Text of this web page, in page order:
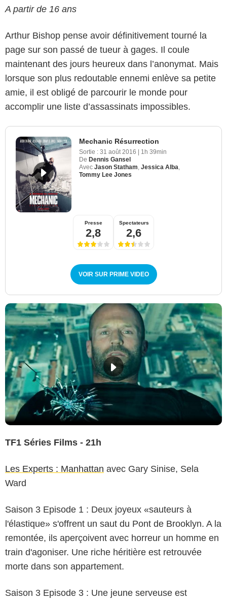
A partir de 16 ans
Arthur Bishop pense avoir définitivement tourné la
page sur son passé de tueur à gages. Il coule
maintenant des jours heureux dans l’anonymat. Mais
lorsque son plus redoutable ennemi enlève sa petite
amie, il est obligé de parcourir le monde pour
accomplir une liste d’assassinats impossibles.
Mechanic Résurrection
Sortie : 31 août 2016 | 1h 39min
De Dennis Gansel
Avec Jason Statham Jessica Alba
Tommy Lee Jones
Presse
2,8
Spectateurs
2,6
VOIR SUR PRIME VIDEO
TF1 Séries Films - 21h
Les Experts : Manhattan avec Gary Sinise, Sela
Ward
Saison 3 Episode 1 : Deux joyeux «sauteurs à
l'élastique» s'offrent un saut du Pont de Brooklyn. A la
remontée, ils aperçoivent avec horreur un homme en
train d'agoniser. Une riche héritière est retrouvée
morte dans son appartement.
Saison 3 Episode 3 : Une jeune serveuse est